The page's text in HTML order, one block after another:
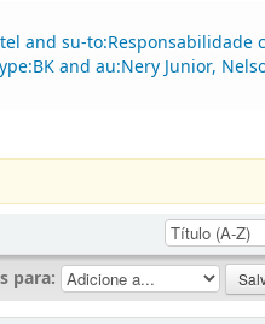
and su-
and au:Nery Junior,
para: